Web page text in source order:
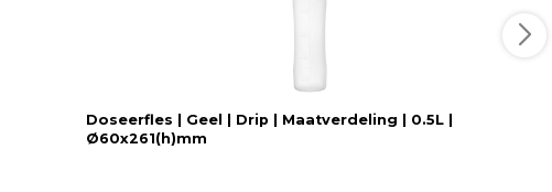
Doseerfles | Geel | Drip | Maatverdeling | 0.5L |
Ø60x261(h)mm